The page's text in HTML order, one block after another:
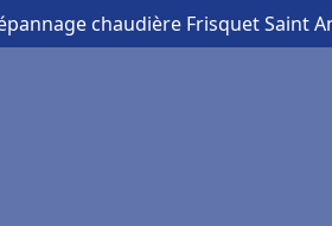
chaudière Frisquet Saint